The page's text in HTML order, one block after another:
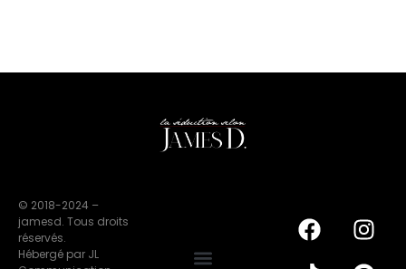
© 2018-2024 –
jamesd. Tous droits
réservés.
Hébergé par JL